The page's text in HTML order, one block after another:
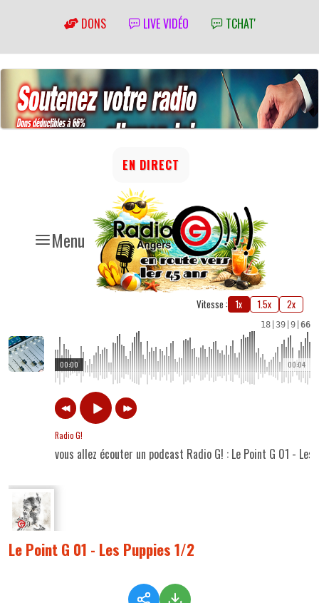
DONS LIVE VIDÉO TCHAT'
Menu
EN DIRECT
Vitesse : 1x 1.5x 2x
18 39 9 66
00:04
00:00
Radio G!
vous allez écouter un podcast Radio G! : Le Point G 01 - Les
Le Point G 01 - Les Puppies 1/2